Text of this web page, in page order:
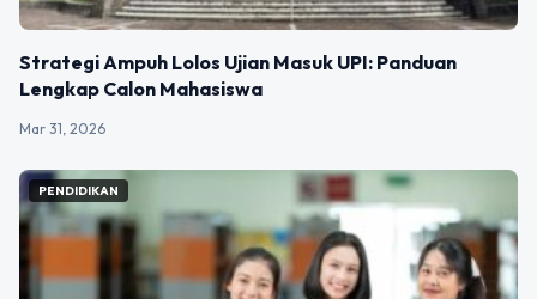
Strategi Ampuh Lolos Ujian Masuk UPI: Panduan
Lengkap Calon Mahasiswa
Mar 31, 2026
PENDIDIKAN